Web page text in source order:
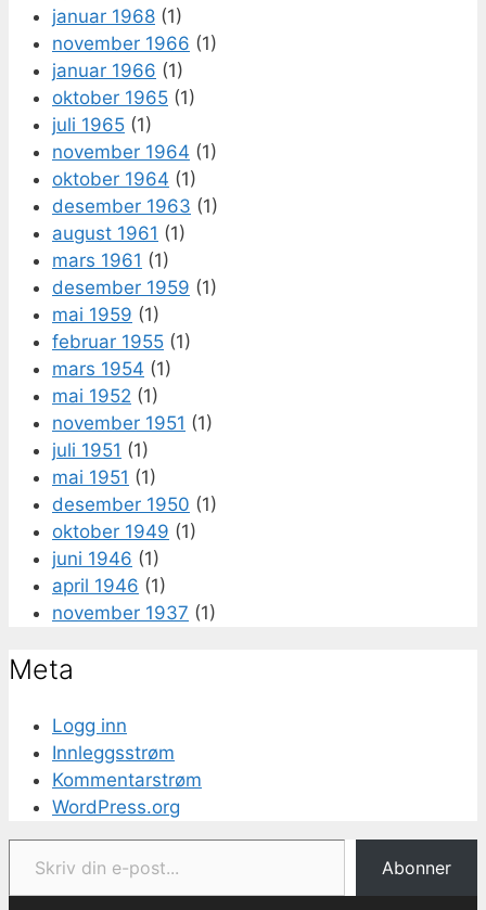
januar 1968 (1)
november 1966 (1)
januar 1966 (1)
oktober 1965 (1)
juli 1965 (1)
november 1964 (1)
oktober 1964 (1)
desember 1963 (1)
august 1961 (1)
mars 1961 (1)
desember 1959 (1)
mai 1959 (1)
februar 1955 (1)
mars 1954 (1)
mai 1952 (1)
november 1951 (1)
juli 1951 (1)
mai 1951 (1)
desember 1950 (1)
oktober 1949 (1)
juni 1946 (1)
april 1946 (1)
november 1937 (1)
Meta
Logg inn
Innleggsstrøm
Kommentarstrøm
WordPress.org
Skriv din e-post...
Abonner